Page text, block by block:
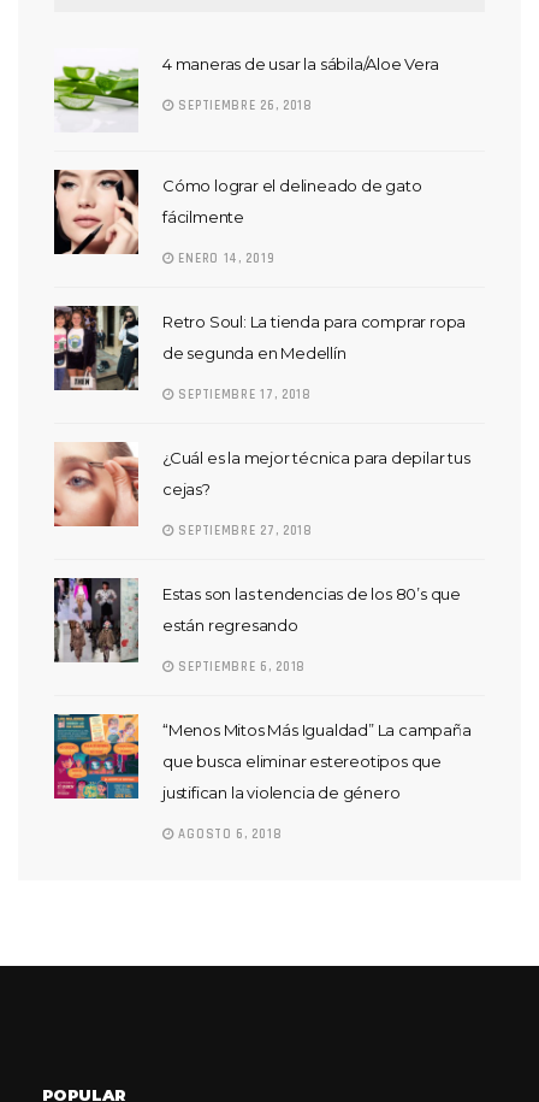
4 maneras de usar la sábila/Aloe Vera
SEPTIEMBRE 26, 2018
Cómo lograr el delineado de gato
fácilmente
ENERO 14, 2019
Retro Soul: La tienda para comprar ropa
de segunda en Medellín
SEPTIEMBRE 17, 2018
¿Cuál es la mejor técnica para depilar tus
cejas?
SEPTIEMBRE 27, 2018
Estas son las tendencias de los 80’s que
están regresando
SEPTIEMBRE 6, 2018
“Menos Mitos Más Igualdad” La campaña
que busca eliminar estereotipos que
justifican la violencia de género
AGOSTO 6, 2018
POPULAR